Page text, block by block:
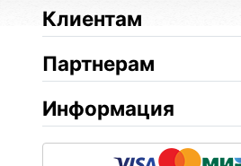
Клиентам
Партнерам
Информация